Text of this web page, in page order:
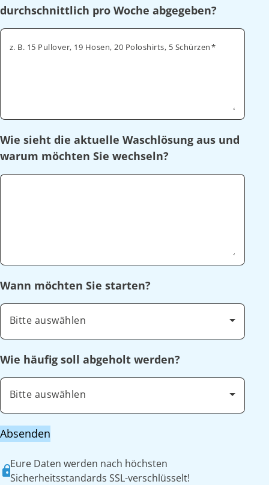
durchschnittlich pro Woche abgegeben?
z. B. 15 Pullover, 19 Hosen, 20 Poloshirts, 5 Schürzen
Wie sieht die aktuelle Waschlösung aus und
warum möchten Sie wechseln?
Wann möchten Sie starten?
Bitte auswählen
Wie häufig soll abgeholt werden?
Bitte auswählen
Absenden
Eure Daten werden nach höchsten
Sicherheitsstandards SSL-verschlüsselt!